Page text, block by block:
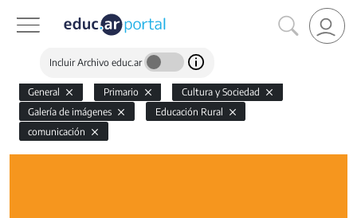
Incluir Archivo educ.ar
General Primario
Cultura y Sociedad
Galería de imágenes
Educación Rural
comunicación